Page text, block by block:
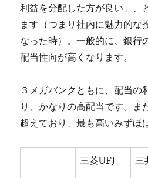
利益を分配した方が良い」、
ます（つまり社内に魅力的な
なった時）。一般的に、銀行
配当性向が高くなります。
３メガバンクともに、配当
り、かなりの高配当です。ま
超えており、最も高いみずほ
三菱UFJ 三